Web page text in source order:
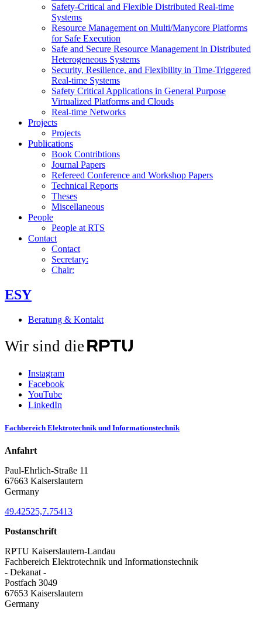
Safety-Critical and Flexible Distributed Real-time
Systems
Resource Management on Multi/Manycore Platforms
for Safe Execution
Safe and Secure Resource Management in Distributed
Heterogeneous Systems
Security, Resilience, and Flexibility in Time-Triggered
Real-time Systems
Safety Critical Applications in General Purpose
Virtualized Platforms and Clouds
Real-time Networks
Projects
Projects
Publications
Book Contribtions
Journal Papers
Refereed Conference and Workshop Papers
Technical Reports
Theses
Miscellaneous
People
People at RTS
Contact
Contact
Secretary:
Chair:
ESY
Beratung & Kontakt
Wir sind die
Instagram
Facebook
YouTube
LinkedIn
Fachbereich Elektrotechnik und Informationstechnik
Anfahrt
Paul-Ehrlich-Straße 11
67663 Kaiserslautern
Germany
49.42525,7.75413
Postanschrift
RPTU Kaiserslautern-Landau
Fachbereich Elektrotechnik und Informationstechnik
- Dekanat -
Postfach 3049
67653 Kaiserslautern
Germany